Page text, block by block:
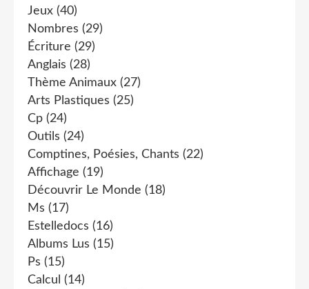
Jeux (40)
Nombres (29)
Écriture (29)
Anglais (28)
Thème Animaux (27)
Arts Plastiques (25)
Cp (24)
Outils (24)
Comptines, Poésies, Chants (22)
Affichage (19)
Découvrir Le Monde (18)
Ms (17)
Estelledocs (16)
Albums Lus (15)
Ps (15)
Calcul (14)